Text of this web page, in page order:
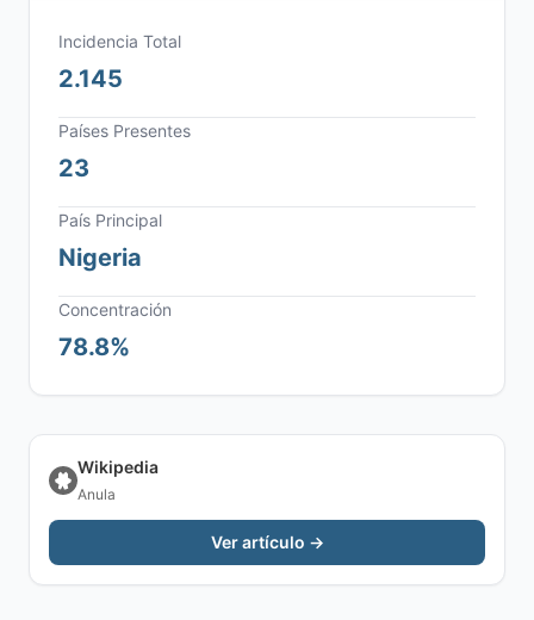
Incidencia Total
2.145
Países Presentes
23
País Principal
Nigeria
Concentración
78.8%
Wikipedia
Anula
Ver artículo →